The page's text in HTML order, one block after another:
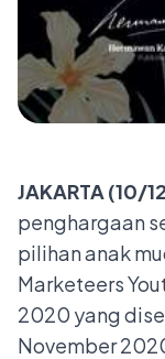
JAKARTA (10/
penghargaan
pilihan anak
Marketeers
2020 yang
November